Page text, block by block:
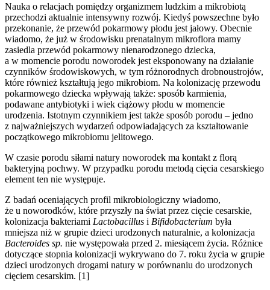
Nauka o relacjach pomiędzy organizmem ludzkim a mikrobiotą
przechodzi aktualnie intensywny rozwój. Kiedyś powszechne było
przekonanie, że przewód pokarmowy płodu jest jałowy. Obecnie
wiadomo, że już w środowisku prenatalnym mikroflora mamy
zasiedla przewód pokarmowy nienarodzonego dziecka,
a w momencie porodu noworodek jest eksponowany na działanie
czynników środowiskowych, w tym różnorodnych drobnoustrojów,
które również kształtują jego mikrobiom. Na kolonizację przewodu
pokarmowego dziecka wpływają także: sposób karmienia,
podawane antybiotyki i wiek ciążowy płodu w momencie
urodzenia. Istotnym czynnikiem jest także sposób porodu – jedno
z najważniejszych wydarzeń odpowiadających za kształtowanie
początkowego mikrobiomu jelitowego.
W czasie porodu siłami natury noworodek ma kontakt z florą
bakteryjną pochwy. W przypadku porodu metodą cięcia cesarskiego
element ten nie występuje.
Z badań oceniających profil mikrobiologiczny wiadomo,
że u noworodków, które przyszły na świat przez cięcie cesarskie,
kolonizacja bakteriami Lactobacillus i Bifidobacterium była
mniejsza niż w grupie dzieci urodzonych naturalnie, a kolonizacja
Bacteroides sp. nie występowała przed 2. miesiącem życia. Różnice
dotyczące stopnia kolonizacji wykrywano do 7. roku życia w grupie
dzieci urodzonych drogami natury w porównaniu do urodzonych
cięciem cesarskim. [1]